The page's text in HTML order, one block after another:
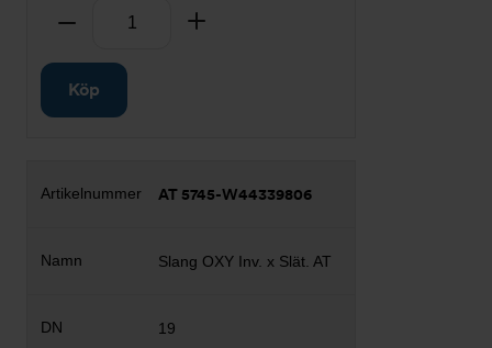
Ta bort
Köp
AT 5745-W44339806
Slang OXY Inv. x Slät. AT
19